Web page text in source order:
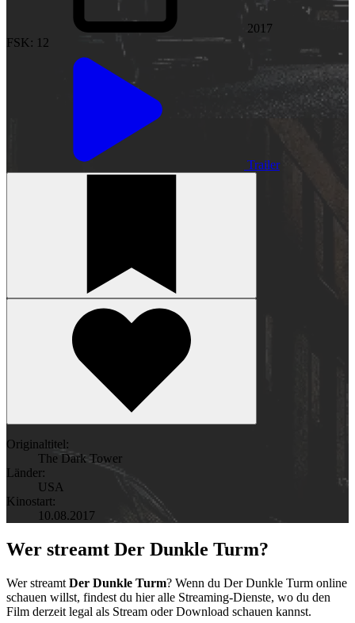
2017
FSK: 12
Trailer
Originaltitel:
The Dark Tower
Länder:
USA
Kinostart:
10.08.2017
Wer streamt Der Dunkle Turm?
Wer streamt Der Dunkle Turm? Wenn du Der Dunkle Turm online
schauen willst, findest du hier alle Streaming-Dienste, wo du den
Film derzeit legal als Stream oder Download schauen kannst.